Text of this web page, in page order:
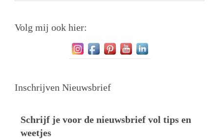
Volg mij ook hier:
Inschrijven Nieuwsbrief
Schrijf je voor de nieuwsbrief vol tips en
weetjes